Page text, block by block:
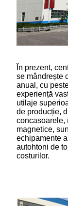
În prezent,
se mândrește
anual, cu
experiență
utilaje
de producție,
concasoarele,
magnetice,
echipamente
autohtoni de
costurilor.